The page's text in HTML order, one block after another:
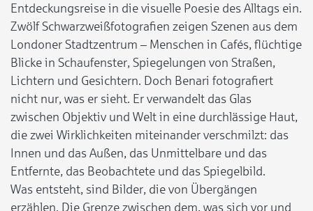
Entdeckungsreise in die visuelle Poesie des Alltags ein.
Zwölf Schwarzweißfotografien zeigen Szenen aus dem
Londoner Stadtzentrum – Menschen in Cafés, flüchtige
Blicke in Schaufenster, Spiegelungen von Straßen,
Lichtern und Gesichtern. Doch Benari fotografiert
nicht nur, was er sieht. Er verwandelt das Glas
zwischen Objektiv und Welt in eine durchlässige Haut,
die zwei Wirklichkeiten miteinander verschmilzt: das
Innen und das Außen, das Unmittelbare und das
Entfernte, das Beobachtete und das Spiegelbild.
Was entsteht, sind Bilder, die von Übergängen
erzählen. Die Grenze zwischen dem, was sich vor und